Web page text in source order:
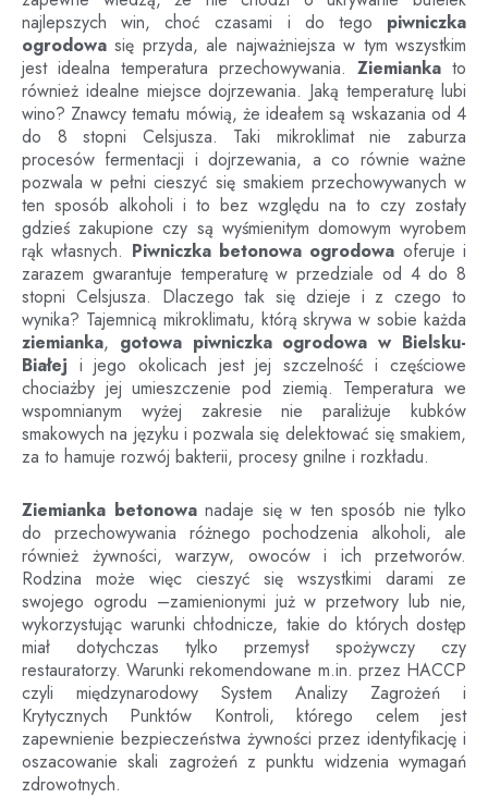
najlepszych win, choć czasami i do tego piwniczka
ogrodowa się przyda, ale najważniejsza w tym wszystkim
jest idealna temperatura przechowywania. Ziemianka to
również idealne miejsce dojrzewania. Jaką temperaturę lubi
wino? Znawcy tematu mówią, że ideałem są wskazania od 4
do 8 stopni Celsjusza. Taki mikroklimat nie zaburza
procesów fermentacji i dojrzewania, a co równie ważne
pozwala w pełni cieszyć się smakiem przechowywanych w
ten sposób alkoholi i to bez względu na to czy zostały
gdzieś zakupione czy są wyśmienitym domowym wyrobem
rąk własnych. Piwniczka betonowa ogrodowa oferuje i
zarazem gwarantuje temperaturę w przedziale od 4 do 8
stopni Celsjusza. Dlaczego tak się dzieje i z czego to
wynika? Tajemnicą mikroklimatu, którą skrywa w sobie każda
ziemianka, gotowa piwniczka ogrodowa w Bielsku-
Białej i jego okolicach jest jej szczelność i częściowe
chociażby jej umieszczenie pod ziemią. Temperatura we
wspomnianym wyżej zakresie nie paraliżuje kubków
smakowych na języku i pozwala się delektować się smakiem,
za to hamuje rozwój bakterii, procesy gnilne i rozkładu.
Ziemianka betonowanadaje się w ten sposób nie tylko
do przechowywania różnego pochodzenia alkoholi, ale
również żywności, warzyw, owoców i ich przetworów.
Rodzina może więc cieszyć się wszystkimi darami ze
swojego ogrodu –zamienionymi już w przetwory lub nie,
wykorzystując warunki chłodnicze, takie do których dostęp
miał dotychczas tylko przemysł spożywczy czy
restauratorzy. Warunki rekomendowane m.in. przez HACCP
czyli międzynarodowy System Analizy Zagrożeń i
Krytycznych Punktów Kontroli, którego celem jest
zapewnienie bezpieczeństwa żywności przez identyfikację i
oszacowanie skali zagrożeń z punktu widzenia wymagań
zdrowotnych.